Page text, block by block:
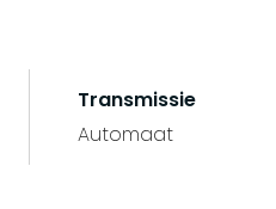
Transmissie
Automaat